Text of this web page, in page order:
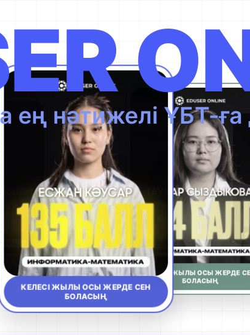
ең нәтижелі ҰБТ-
ОСЫ ЖЕРДЕ СЕН
КЕЛЕСІ ЖЫЛЫ ОСЫ ЖЕРДЕ СЕН
БОЛАСЫҢ
БОЛАСЫҢ